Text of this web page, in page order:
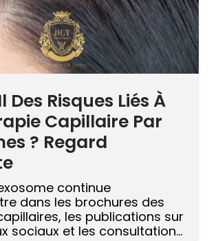
Български
Svenska
Des Risques Liés À
Capillaire Par
? Regard
continue
dans les brochures des
les publications sur
sociaux et les consultations